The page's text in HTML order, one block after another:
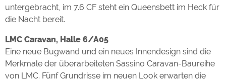
untergebracht, im 7.6 CF steht ein Queensbett im Heck für
die Nacht bereit.
LMC Caravan, Halle 6/A05
Eine neue Bugwand und ein neues Innendesign sind die
Merkmale der überarbeiteten Sassino Caravan-Baureihe
von LMC. Fünf Grundrisse im neuen Look erwarten die